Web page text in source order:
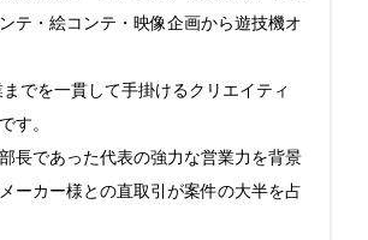
テ・絵コンテ・映像企画から遊技機オ
でを一貫して手掛けるクリエイティ
す。
長であった代表の強力な営業力を背景
ーカー様との直取引が案件の大半を占